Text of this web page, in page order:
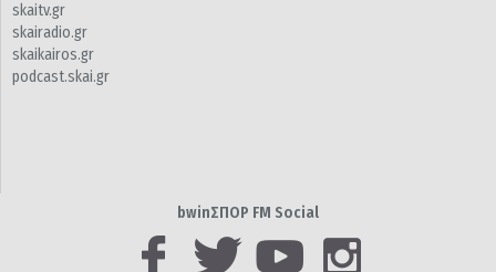
skaitv.gr
skairadio.gr
skaikairos.gr
podcast.skai.gr
bwinΣΠΟΡ FM Social